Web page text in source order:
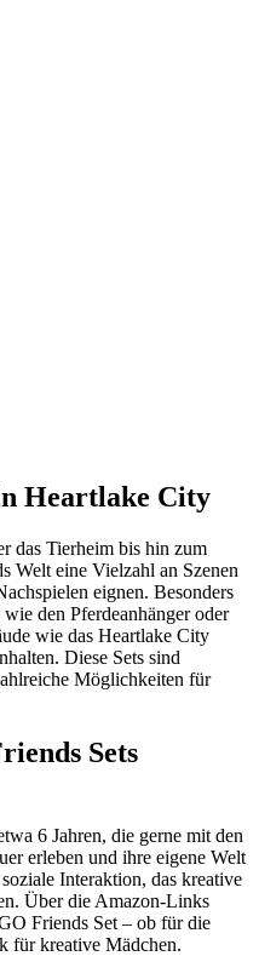
Heartlake City
das Tierheim bis hin zum
Welt eine Vielzahl an Szenen
eignen. Besonders
den Pferdeanhänger oder
wie das Heartlake City
Diese Sets sind
Möglichkeiten für
Sets
6 Jahren, die gerne mit den
erleben und ihre eigene Welt
Interaktion, das kreative
Über die Amazon-Links
Friends Set – ob für die
für kreative Mädchen.